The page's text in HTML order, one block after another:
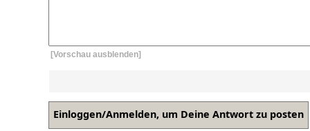
[Vorschau ausblenden]